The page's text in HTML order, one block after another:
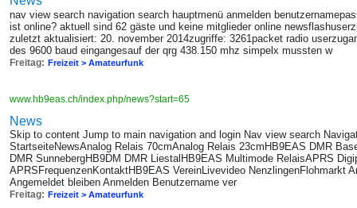
nav view search navigation search hauptmenü anmelden
ist online? aktuell sind 62 gäste und keine mitglieder online
zuletzt aktualisiert: 20. november 2014zugriffe: 3261packet radio
des 9600 baud eingangesauf der qrg 438.150 mhz simpelx mussten w
Freitag: Freizeit > Amateurfunk
www.hb9eas.ch/index.php/news?start=65
News
Skip to content Jump to main navigation and login Nav view search
StartseiteNewsAnalog Relais 70cmAnalog Relais 23cmHB9EAS DMR
DMR SunnebergHB9DM DMR LiestalHB9EAS Multimode RelaisAPRS
APRSFrequenzenKontaktHB9EAS VereinLivevideo NenzlingenFlohmarkt
Angemeldet bleiben Anmelden Benutzername ver
Freitag: Freizeit > Amateurfunk